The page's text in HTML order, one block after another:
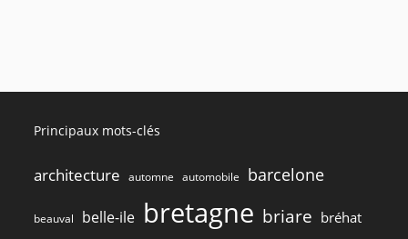
Principaux mots-clés
architecture automne automobile barcelone
beauval belle-ile bretagne briare bréhat